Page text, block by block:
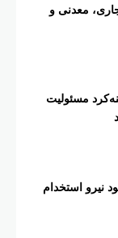
معدنی و
مسئولیت
نیرو استخدام